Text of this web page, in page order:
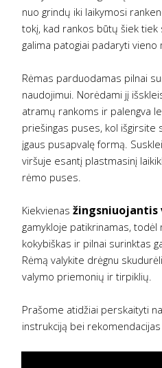
nuo grindų iki laikymosi
tokį, kad rankos būtų šiek
galima patogiai padaryti vieno
Rėmas parduodamas pilnai
naudojimui. Norėdami jį
atramų rankoms ir palengva
priešingas puses, kol išgirsite
įgaus pusapvalę formą.
viršuje esantį plastmasinį
rėmo puses.
Kiekvienasžingsniuojantis
gamykloje patikrinamas,
kokybiškas ir pilnai surinktas
Rėmą valykite drėgnu
valymo priemonių ir tirpiklių.
Prašome atidžiai perskaityti
instrukciją bei